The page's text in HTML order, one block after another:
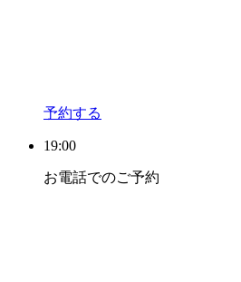
予約する
19:00
お電話でのご予約